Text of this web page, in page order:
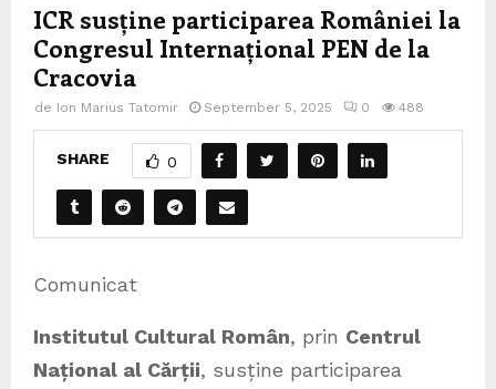
ICR susține participarea României la
Congresul Internațional PEN de la
Cracovia
de Ion Marius Tatomir September 5, 2025 0 488
SHARE 0
Comunicat
Institutul Cultural Român, prin Centrul
Național al Cărții, susține participarea